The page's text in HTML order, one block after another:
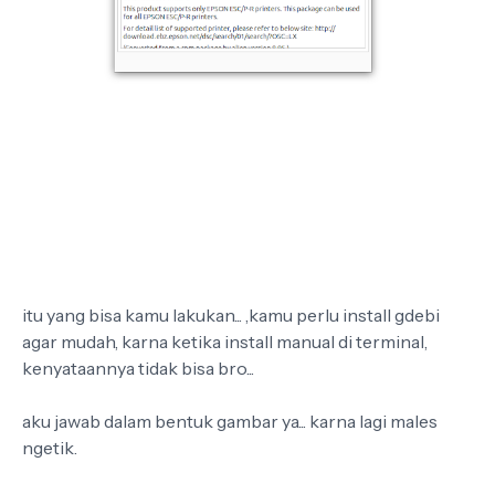
itu yang bisa kamu lakukan... ,kamu perlu install gdebi
agar mudah, karna ketika install manual di terminal,
kenyataannya tidak bisa bro...
aku jawab dalam bentuk gambar ya... karna lagi males
ngetik.